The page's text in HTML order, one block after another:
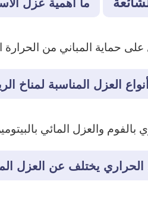
حماية المباني من
العزل المناسبة لمناخ
بالفوم والعزل المائي
يختلف عن العزل